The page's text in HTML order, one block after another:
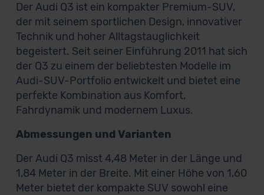
Der Audi Q3 ist ein kompakter Premium-SUV,
der mit seinem sportlichen Design, innovativer
Technik und hoher Alltagstauglichkeit
begeistert. Seit seiner Einführung 2011 hat sich
der Q3 zu einem der beliebtesten Modelle im
Audi-SUV-Portfolio entwickelt und bietet eine
perfekte Kombination aus Komfort,
Fahrdynamik und modernem Luxus.
Abmessungen und Varianten
Der Audi Q3 misst 4,48 Meter in der Länge und
1,84 Meter in der Breite. Mit einer Höhe von 1,60
Meter bietet der kompakte SUV sowohl eine